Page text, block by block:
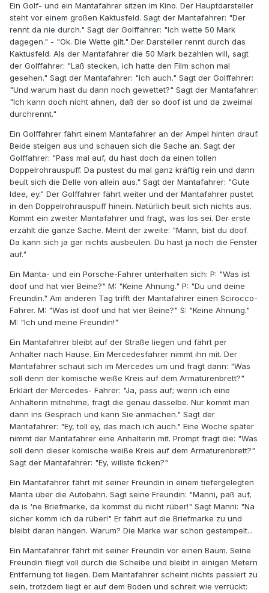
Ein Golf- und ein Mantafahrer sitzen im Kino. Der Hauptdarsteller
steht vor einem großen Kaktusfeld. Sagt der Mantafahrer: "Der
rennt da nie durch." Sagt der Golffahrer: "Ich wette 50 Mark
dagegen." - "Ok. Die Wette gilt." Der Darsteller rennt durch das
Kaktusfeld. Als der Mantafahrer die 50 Mark bezahlen will, sagt
der Golffahrer: "Laß stecken, ich hatte den Film schon mal
gesehen." Sagt der Mantafahrer: "Ich auch." Sagt der Golffahrer:
"Und warum hast du dann noch gewettet?" Sagt der Mantafahrer:
"Ich kann doch nicht ahnen, daß der so doof ist und da zweimal
durchrennt."
Ein Golffahrer fährt einem Mantafahrer an der Ampel hinten drauf.
Beide steigen aus und schauen sich die Sache an. Sagt der
Golffahrer: "Pass mal auf, du hast doch da einen tollen
Doppelrohrauspuff. Da pustest du mal ganz kräftig rein und dann
beult sich die Delle von allein aus." Sagt der Mantafahrer: "Gute
Idee, ey." Der Golffahrer fährt weiter und der Mantafahrer pustet
in den Doppelrohrauspuff hinein. Natürlich beult sich nichts aus.
Kommt ein zweiter Mantafahrer und fragt, was los sei. Der erste
erzählt die ganze Sache. Meint der zweite: "Mann, bist du doof.
Da kann sich ja gar nichts ausbeulen. Du hast ja noch die Fenster
auf."
Ein Manta- und ein Porsche-Fahrer unterhalten sich: P: "Was ist
doof und hat vier Beine?" M: "Keine Ahnung." P: "Du und deine
Freundin." Am anderen Tag trifft der Mantafahrer einen Scirocco-
Fahrer. M: "Was ist doof und hat vier Beine?" S: "Keine Ahnung."
M: "Ich und meine Freundin!"
Ein Mantafahrer bleibt auf der Straße liegen und fährt per
Anhalter nach Hause. Ein Mercedesfahrer nimmt ihn mit. Der
Mantafahrer schaut sich im Mercedes um und fragt dann: "Was
soll denn der komische weiße Kreis auf dem Armaturenbrett?"
Erklärt der Mercedes- Fahrer: "Ja, pass auf; wenn ich eine
Anhalterin mitnehme, fragt die genau dasselbe. Nur kommt man
dann ins Gesprach und kann Sie anmachen." Sagt der
Mantafahrer: "Ey, toll ey, das mach ich auch." Eine Woche später
nimmt der Mantafahrer eine Anhalterin mit. Prompt fragt die: "Was
soll denn dieser komische weiße Kreis auf dem Armaturenbrett?"
Sagt der Mantafahrer: "Ey, willste ficken?"
Ein Mantafahrer fährt mit seiner Freundin in einem tiefergelegten
Manta über die Autobahn. Sagt seine Freundin: "Manni, paß auf,
da is 'ne Briefmarke, da kommst du nicht rüber!" Sagt Manni: "Na
sicher komm ich da rüber!" Er fährt auf die Briefmarke zu und
bleibt daran hängen. Warum? Die Marke war schon gestempelt...
Ein Mantafahrer fährt mit seiner Freundin vor einen Baum. Seine
Freundin fliegt voll durch die Scheibe und bleibt in einigen Metern
Entfernung tot liegen. Dem Mantafahrer scheint nichts passiert zu
sein, trotzdem liegt er auf dem Boden und schreit wie verrückt: